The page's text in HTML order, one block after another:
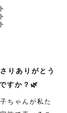
りありがとう
すか？🌿
ちゃんが私た